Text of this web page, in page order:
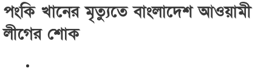
পংকি খানের মৃত্যুতে বাংলাদেশ আওয়ামী
লীগের শোক